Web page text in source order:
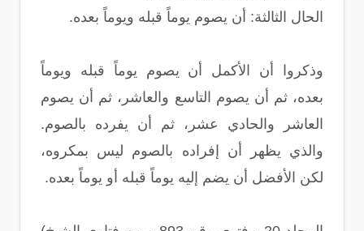
الحال الثالثة‏:‏ أن يصوم يوماً قبله ويوماً بعده‏.‏
وذكروا أن الأكمل أن يصوم يوماً قبله ويوماً
بعده، ثم أن يصوم التاسع والعاشر، ثم أن يصوم
العاشر والحادي عشر، ثم أن يفرده بالصوم‏.‏
والذي يظهر أن إفراده بالصوم ليس بمكروه،
لكن الأفضل أن يضم إليه يوماً قبله أو يوماً بعده‏.‏